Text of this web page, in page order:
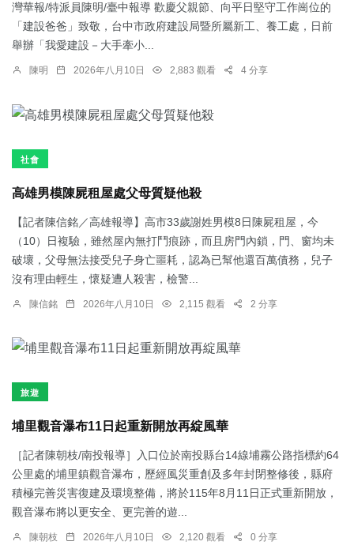
灣華報/特派員陳明/臺中報導 歡慶父親節、向平日堅守工作崗位的
「建設爸爸」致敬，台中市政府建設局暨所屬新工、養工處，日前
舉辦「我愛建設－大手牽小...
陳明 2026年八月10日 2,883 觀看 4 分享
社會
高雄男模陳屍租屋處父母質疑他殺
【記者陳信銘／高雄報導】高市33歲謝姓男模8日陳屍租屋，今
（10）日複驗，雖然屋內無打鬥痕跡，而且房門內鎖，門、窗均未
破壞，父母無法接受兒子身亡噩耗，認為已幫他還百萬債務，兒子
沒有理由輕生，懷疑遭人殺害，檢警...
陳信銘 2026年八月10日 2,115 觀看 2 分享
旅遊
埔里觀音瀑布11日起重新開放再綻風華
［記者陳朝枝/南投報導］入口位於南投縣台14線埔霧公路指標約64
公里處的埔里鎮觀音瀑布，歷經風災重創及多年封閉整修後，縣府
積極完善災害復建及環境整備，將於115年8月11日正式重新開放，
觀音瀑布將以更安全、更完善的遊...
陳朝枝 2026年八月10日 2,120 觀看 0 分享